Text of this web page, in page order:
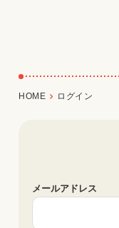
HOME ログイン
メールアドレス